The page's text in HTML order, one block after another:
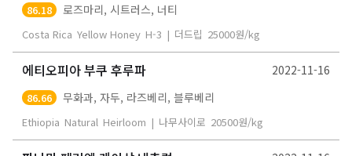
86.18 로즈마리, 시트러스, 너티
Costa Rica Yellow Honey H-3 | 더드립 25000원/kg
에티오피아 부쿠 후루파 2022-11-16
86.66 무화과, 자두, 라즈베리, 블루베리
Ethiopia Natural Heirloom | 나무사이로 20500원/kg